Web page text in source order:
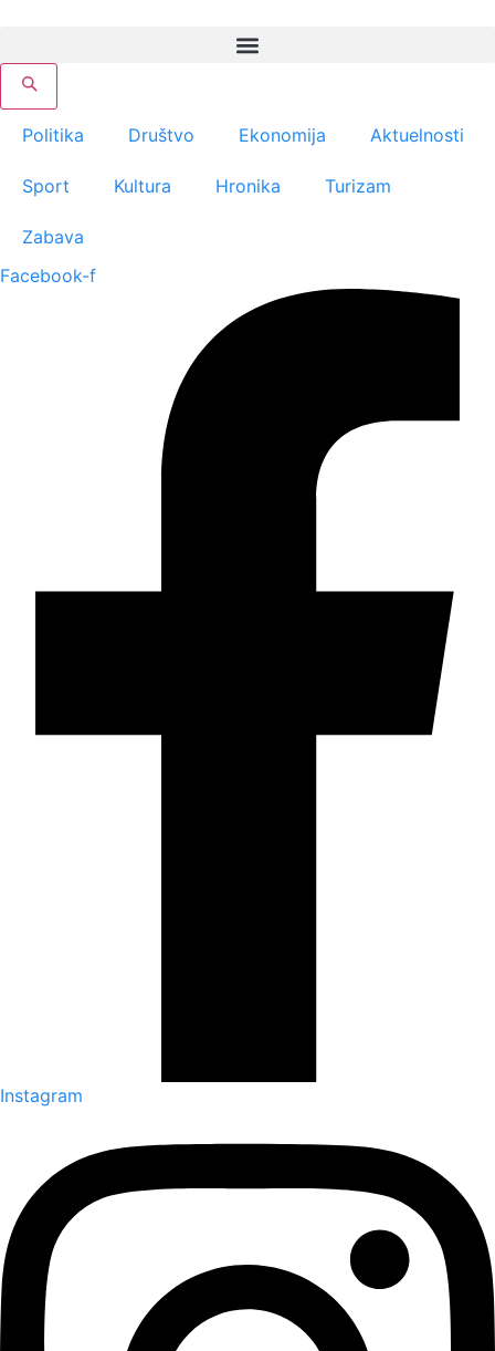
садржај
Politika Društvo Ekonomija Aktuelnosti
Sport Kultura Hronika Turizam
Zabava
Facebook-f
Instagram